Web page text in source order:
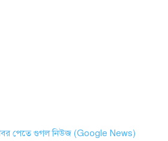
খবর পেতে গুগল নিউজ (Google News)